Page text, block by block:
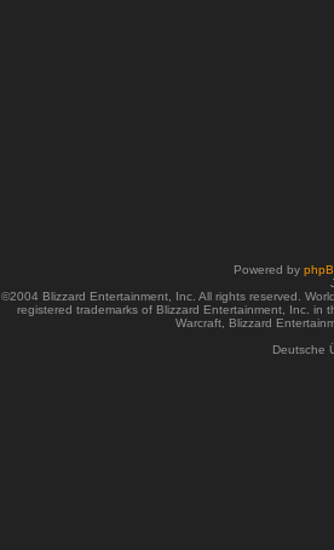
Powered by
©2004 Blizzard Entertainment, Inc. All rights reserved.
registered trademarks of Blizzard Entertainment, Inc. in
Warcraft, Blizzard
Deutsche